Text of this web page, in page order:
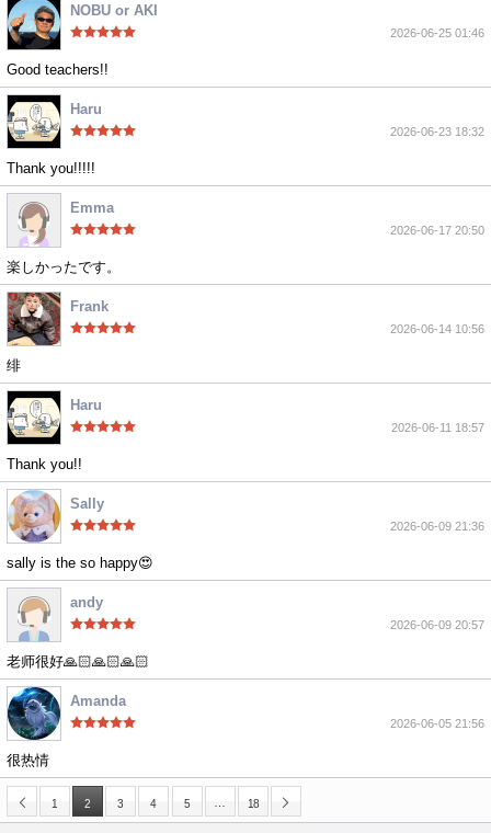
NOBU or AKI
2026-06-25 01:46
Good teachers!!
Haru
2026-06-23 18:32
Thank you!!!!!
Emma
2026-06-17 20:50
楽しかったです。
Frank
2026-06-14 10:56
绯
Haru
2026-06-11 18:57
Thank you!!
Sally
2026-06-09 21:36
sally is the so happy😍
andy
2026-06-09 20:57
老师很好🙏🏻🙏🏻🙏🏻
Amanda
2026-06-05 21:56
很热情
1 2 3 4 5 18